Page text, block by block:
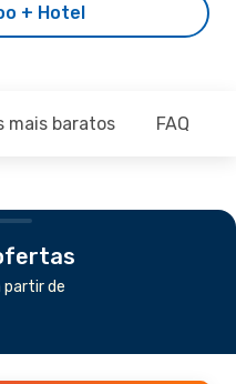
+ Hotel
mais baratos FAQ
partir de